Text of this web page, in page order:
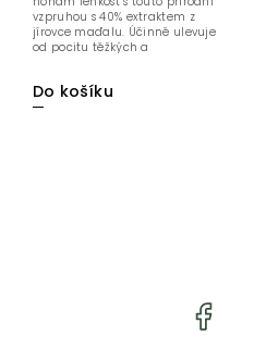
Do košíku
vzpruhou s 40% extraktem z
jírovce maďalu. Účinně ulevuje
od pocitu těžkých a